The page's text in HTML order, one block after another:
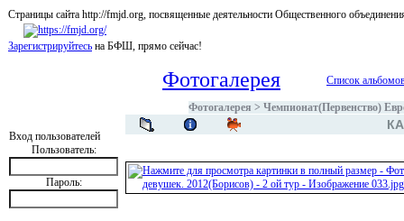
Страницы сайта http://fmjd.org, посвященные деятельности Общественного
Зарегистрируйтесь на БФШ, прямо сейчас!
Вход пользователей
Пользователь:
Пароль:
Фотогалерея Список
Фотогалерея > Чемпионат(Первенство)